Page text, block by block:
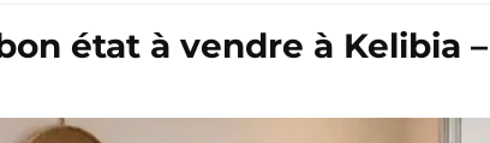
état à vendre à Kelibia